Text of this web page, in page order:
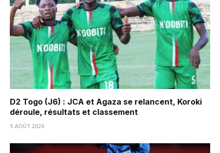
D2 Togo (J6) : JCA et Agaza se relancent, Koroki
déroule, résultats et classement
5 AOÛT 2026